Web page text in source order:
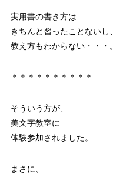
実用書の書き方は
きちんと習ったことないし、
教え方もわからない・・・。
＊＊＊＊＊＊＊＊＊＊
そういう方が、
美文字教室に
体験参加されました。
まさに、